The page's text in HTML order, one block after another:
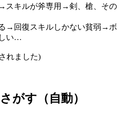
スキルが斧専用→剣、槍、その
→回復スキルしかない貧弱→ボ
い…
れました)
がす（自動）